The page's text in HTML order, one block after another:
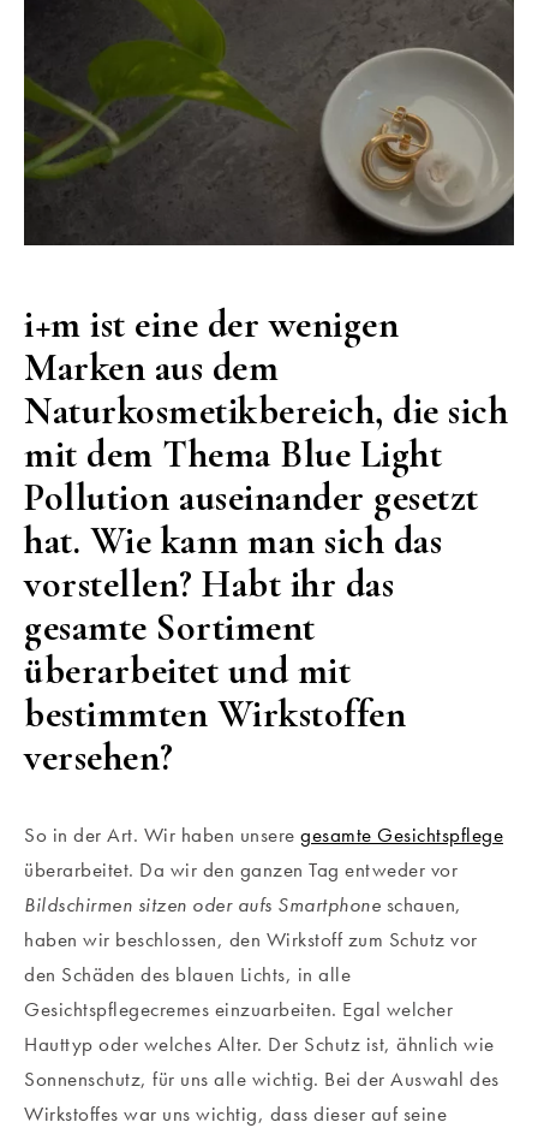
i+m ist eine der wenigen
Marken aus dem
Naturkosmetikbereich, die sich
mit dem Thema Blue Light
Pollution auseinander gesetzt
hat. Wie kann man sich das
vorstellen? Habt ihr das
gesamte Sortiment
überarbeitet und mit
bestimmten Wirkstoffen
versehen?
So in der Art. Wir haben unsere gesamte Gesichtspflege
überarbeitet. Da wir den ganzen Tag entweder vor
Bildschirmen sitzen oder aufs Smartphone schauen,
haben wir beschlossen, den Wirkstoff zum Schutz vor
den Schäden des blauen Lichts, in alle
Gesichtspflegecremes einzuarbeiten. Egal welcher
Hauttyp oder welches Alter. Der Schutz ist, ähnlich wie
Sonnenschutz, für uns alle wichtig. Bei der Auswahl des
Wirkstoffes war uns wichtig, dass dieser auf seine